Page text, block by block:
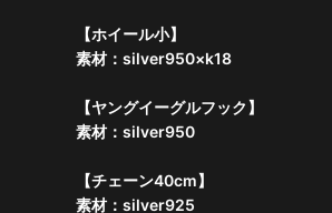
【ホイール小】
素材：silver950×k18
【ヤングイーグルフック】
素材：silver950
【チェーン40cm】
素材：silver925